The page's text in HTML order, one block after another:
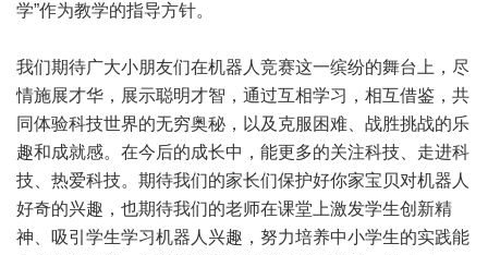
学”作为教学的指导方针。
我们期待广大小朋友们在机器人竞赛这一缤纷的舞台上，尽
情施展才华，展示聪明才智，通过互相学习，相互借鉴，共
同体验科技世界的无穷奥秘，以及克服困难、战胜挑战的乐
趣和成就感。在今后的成长中，能更多的关注科技、走进科
技、热爱科技。期待我们的家长们保护好你家宝贝对机器人
好奇的兴趣，也期待我们的老师在课堂上激发学生创新精
神、吸引学生学习机器人兴趣，努力培养中小学生的实践能